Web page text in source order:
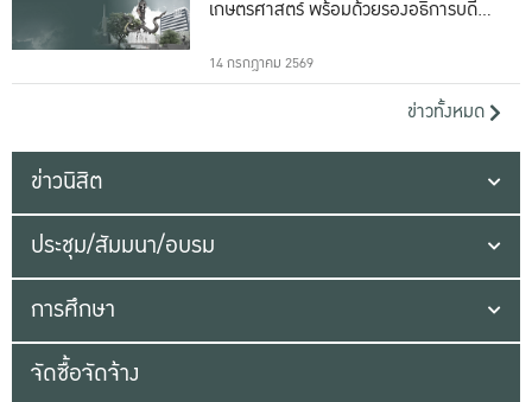
เกษตรศาสตร์ พร้อมด้วยรองอธิการบดีทั้ง
14 กรกฎาคม 2569
ข่าวทั้งหมด
ข่าวนิสิต
ประชุม/สัมมนา/อบรม
การศึกษา
จัดซื้อจัดจ้าง